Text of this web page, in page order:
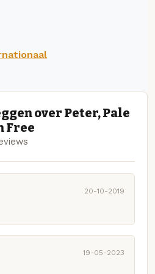
over Peter, Pale
Free
20-10-2019
19-05-2023